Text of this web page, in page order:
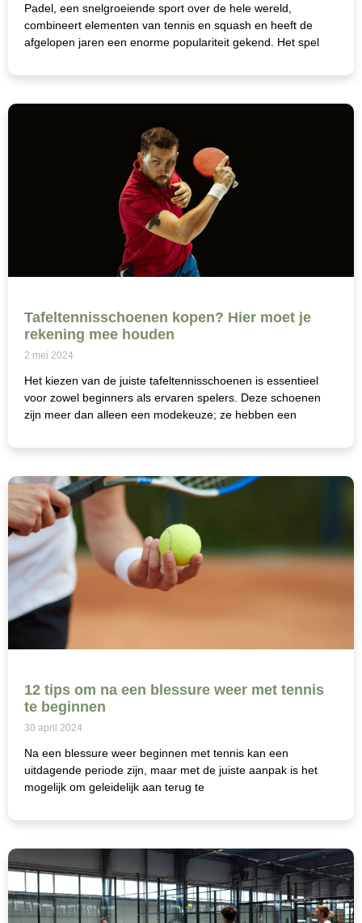
Padel, een snelgroeiende sport over de hele wereld,
combineert elementen van tennis en squash en heeft de
afgelopen jaren een enorme populariteit gekend. Het spel
Tafeltennisschoenen kopen? Hier moet je
rekening mee houden
2 mei 2024
Het kiezen van de juiste tafeltennisschoenen is essentieel
voor zowel beginners als ervaren spelers. Deze schoenen
zijn meer dan alleen een modekeuze; ze hebben een
12 tips om na een blessure weer met tennis
te beginnen
30 april 2024
Na een blessure weer beginnen met tennis kan een
uitdagende periode zijn, maar met de juiste aanpak is het
mogelijk om geleidelijk aan terug te